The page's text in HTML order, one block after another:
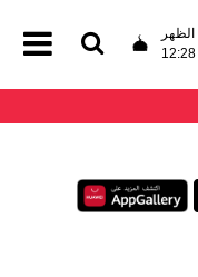
الظهر
12:28